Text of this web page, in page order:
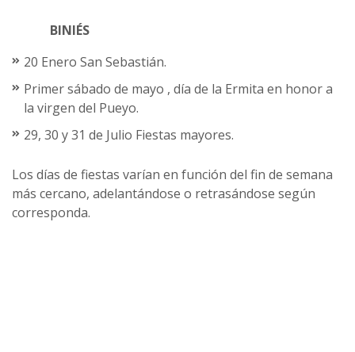
BINIÉS
20 Enero San Sebastián.
Primer sábado de mayo , día de la Ermita en honor a
la virgen del Pueyo.
29, 30 y 31 de Julio Fiestas mayores.
Los días de fiestas varían en función del fin de semana
más cercano, adelantándose o retrasándose según
corresponda.